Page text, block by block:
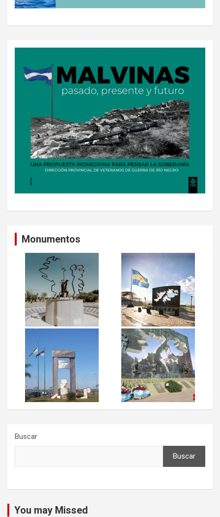
Monumentos
Buscar
Buscar
You may Missed